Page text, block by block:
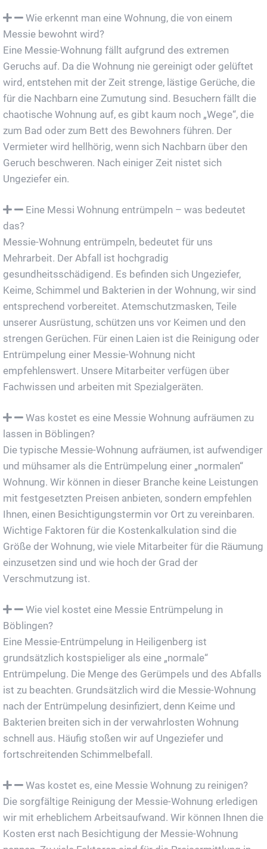
Wie erkennt man eine Wohnung, die von einem
Messie bewohnt wird?
Eine Messie-Wohnung fällt aufgrund des extremen
Geruchs auf. Da die Wohnung nie gereinigt oder gelüftet
wird, entstehen mit der Zeit strenge, lästige Gerüche, die
für die Nachbarn eine Zumutung sind. Besuchern fällt die
chaotische Wohnung auf, es gibt kaum noch „Wege“, die
zum Bad oder zum Bett des Bewohners führen. Der
Vermieter wird hellhörig, wenn sich Nachbarn über den
Geruch beschweren. Nach einiger Zeit nistet sich
Ungeziefer ein.
Eine Messi Wohnung entrümpeln – was bedeutet
das?
Messie-Wohnung entrümpeln, bedeutet für uns
Mehrarbeit. Der Abfall ist hochgradig
gesundheitsschädigend. Es befinden sich Ungeziefer,
Keime, Schimmel und Bakterien in der Wohnung, wir sind
entsprechend vorbereitet. Atemschutzmasken, Teile
unserer Ausrüstung, schützen uns vor Keimen und den
strengen Gerüchen. Für einen Laien ist die Reinigung oder
Entrümpelung einer Messie-Wohnung nicht
empfehlenswert. Unsere Mitarbeiter verfügen über
Fachwissen und arbeiten mit Spezialgeräten.
Was kostet es eine Messie Wohnung aufräumen zu
lassen in Böblingen?
Die typische Messie-Wohnung aufräumen, ist aufwendiger
und mühsamer als die Entrümpelung einer „normalen“
Wohnung. Wir können in dieser Branche keine Leistungen
mit festgesetzten Preisen anbieten, sondern empfehlen
Ihnen, einen Besichtigungstermin vor Ort zu vereinbaren.
Wichtige Faktoren für die Kostenkalkulation sind die
Größe der Wohnung, wie viele Mitarbeiter für die Räumung
einzusetzen sind und wie hoch der Grad der
Verschmutzung ist.
Wie viel kostet eine Messie Entrümpelung in
Böblingen?
Eine Messie-Entrümpelung in Heiligenberg ist
grundsätzlich kostspieliger als eine „normale“
Entrümpelung. Die Menge des Gerümpels und des Abfalls
ist zu beachten. Grundsätzlich wird die Messie-Wohnung
nach der Entrümpelung desinfiziert, denn Keime und
Bakterien breiten sich in der verwahrlosten Wohnung
schnell aus. Häufig stoßen wir auf Ungeziefer und
fortschreitenden Schimmelbefall.
Was kostet es, eine Messie Wohnung zu reinigen?
Die sorgfältige Reinigung der Messie-Wohnung erledigen
wir mit erheblichem Arbeitsaufwand. Wir können Ihnen die
Kosten erst nach Besichtigung der Messie-Wohnung